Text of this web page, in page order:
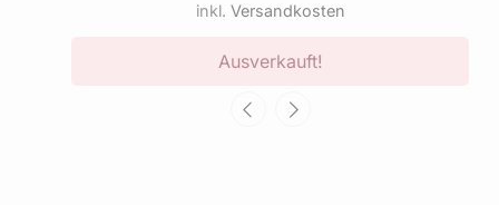
inkl. Versandkosten
Ausverkauft!